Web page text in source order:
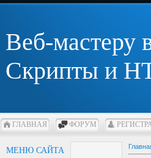
Веб-мастеру
Скрипты и
ГЛАВНАЯ ФОРУМ
МЕНЮ САЙТА